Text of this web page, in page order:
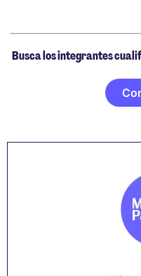
Busca los integrantes